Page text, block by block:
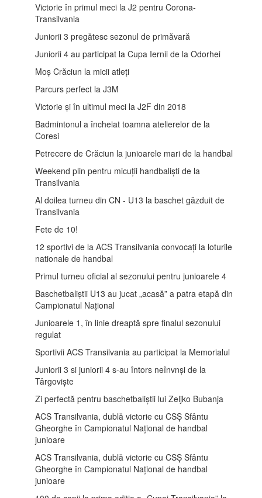
Victorie în primul meci la J2 pentru Corona-
Transilvania
Juniorii 3 pregătesc sezonul de primăvară
Juniorii 4 au participat la Cupa Iernii de la Odorhei
Moș Crăciun la micii atleți
Parcurs perfect la J3M
Victorie și în ultimul meci la J2F din 2018
Badmintonul a încheiat toamna atelierelor de la
Coresi
Petrecere de Crăciun la junioarele mari de la handbal
Weekend plin pentru micuții handbaliști de la
Transilvania
Al doilea turneu din CN - U13 la baschet găzduit de
Transilvania
Fete de 10!
12 sportivi de la ACS Transilvania convocați la loturile
nationale de handbal
Primul turneu oficial al sezonului pentru junioarele 4
Baschetbaliștii U13 au jucat „acasă” a patra etapă din
Campionatul Național
Junioarele 1, în linie dreaptă spre finalul sezonului
regulat
Sportivii ACS Transilvania au participat la Memorialul
Juniorii 3 si juniorii 4 s-au întors neînvnși de la
Târgoviște
Zi perfectă pentru baschetbaliștii lui Zeljko Bubanja
ACS Transilvania, dublă victorie cu CSȘ Sfântu
Gheorghe în Campionatul Național de handbal
junioare
ACS Transilvania, dublă victorie cu CSȘ Sfântu
Gheorghe în Campionatul Național de handbal
junioare